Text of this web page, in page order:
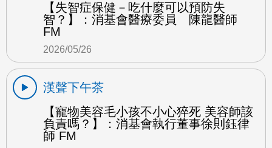
【失智症保健－吃什麼可以預防失
智？】：消基會醫療委員 陳龍醫師
FM
2026/05/26
漢聲下午茶
【寵物美容毛小孩不小心猝死 美容師該
負責嗎？】：消基會執行董事徐則鈺律
師 FM